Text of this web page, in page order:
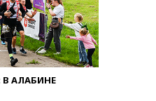
классов
Путин обсудил с
летие Союза
деятелей
Newsweek:
диарея охватила
АЛАБИНЕ